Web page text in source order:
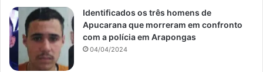
Identificados os três homens de
Apucarana que morreram em confronto
com a polícia em Arapongas
04/04/2024